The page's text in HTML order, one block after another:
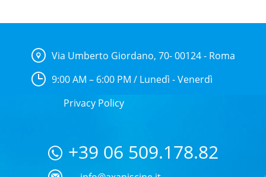
Via Umberto Giordano, 70- 00124 - Roma
9:00 AM – 6:00 PM / Lunedì - Venerdì
Privacy Policy
+39 06 509.178.82